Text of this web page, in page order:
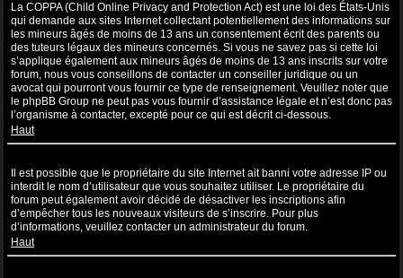
La COPPA (Child Online Privacy and Protection Act) est une loi des États-Unis
qui demande aux sites Internet collectant potentiellement des informations sur
les mineurs âgés de moins de 13 ans un consentement écrit des parents ou
des tuteurs légaux des mineurs concernés. Si vous ne savez pas si cette loi
s’applique également aux mineurs âgés de moins de 13 ans inscrits sur votre
forum, nous vous conseillons de contacter un conseiller juridique ou un
avocat qui pourront vous fournir ce type de renseignement. Veuillez noter que
le phpBB Group ne peut pas vous fournir d’assistance légale et n’est donc pas
l’organisme à contacter, excepté pour ce qui est décrit ci-dessous.
Haut
Il est possible que le propriétaire du site Internet ait banni votre adresse IP ou
interdit le nom d’utilisateur que vous souhaitez utiliser. Le propriétaire du
forum peut également avoir décidé de désactiver les inscriptions afin
d’empêcher tous les nouveaux visiteurs de s’inscrire. Pour plus
d’informations, veuillez contacter un administrateur du forum.
Haut